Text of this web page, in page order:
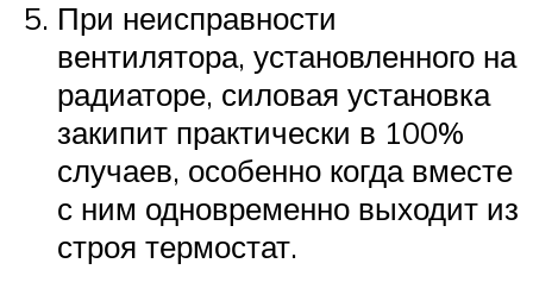
При неисправности
вентилятора, установленного на
радиаторе, силовая установка
закипит практически в 100%
случаев, особенно когда вместе
с ним одновременно выходит из
строя термостат.